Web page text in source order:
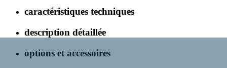
caractéristiques techniques
description détaillée
options et accessoires